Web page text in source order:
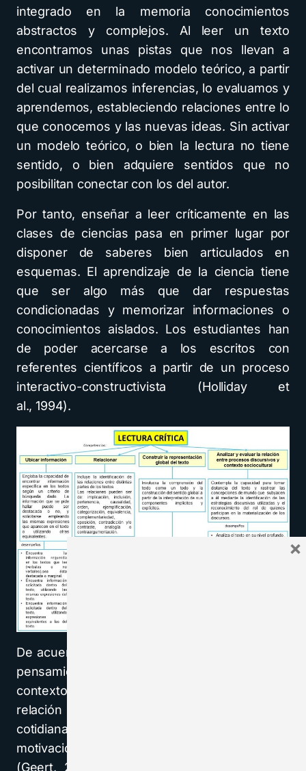
integrado en la memoria conocimientos
abstractos y complejos. Al leer un texto
encontramos unas pistas que nos llevan a
activar un determinado modelo teórico, a partir
del cual realizamos inferencias, lo evaluamos y
aprendemos, estableciendo relaciones entre lo
que conocemos y las nuevas ideas. Sin activar
un modelo teórico, o bien la lectura no tiene
sentido, o bien adquiere sentidos que no
posibilitan conectar con los del autor.
Por tanto, enseñar a leer críticamente en las
clases de ciencias pasa en primer lugar por
disponer de saberes bien articulados en
esquemas. El aprendizaje de la ciencia tiene
que ser algo más que dar respuestas
condicionadas y memorizar informaciones o
conocimientos aislados. Los estudiantes han
de poder acercarse a los escritos con
referentes científicos a partir de un proceso
interactivo-constructivista (Holliday et
al., 1994).
De acuerdo con Brown (1997) creemos que el
pensamiento crítico se desarrolla en el
contexto de una disciplina específica, y en
relación a situaciones o problemas de la vida
cotidiana. Éstos tienen una función de
motivación, dando sentido al aprendizaje
(Geert, 2004), pero muy especialmente son
×